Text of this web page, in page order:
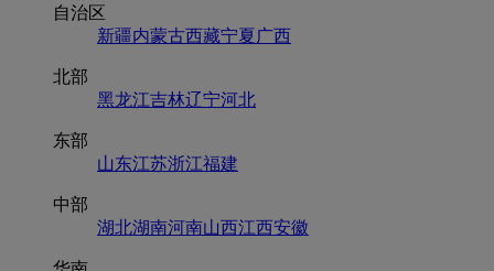
自治区
新疆内蒙古西藏宁夏广西
北部
黑龙江吉林辽宁河北
东部
山东江苏浙江福建
中部
湖北湖南河南山西江西安徽